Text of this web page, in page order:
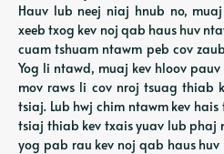
Hauv lub neej niaj hnub no,
xeeb txog kev noj qab haus huv
cuam tshuam ntawm peb cov
Yog li ntawd, muaj kev hloov pauv
mov raws li cov nroj tsuag thiab
tsiaj. Lub hwj chim ntawm kev
tsiaj thiab kev txais yuav lub phaj
yog pab rau kev noj qab haus